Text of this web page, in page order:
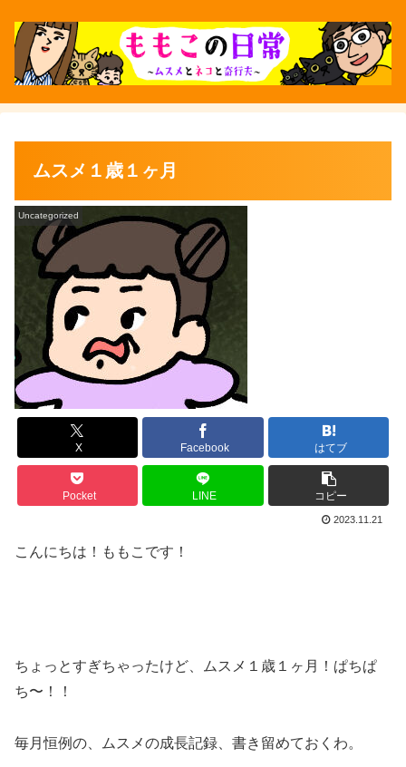
ムスメ１歳１ヶ月
Uncategorized
X Facebook はてブ
Pocket LINE コピー
2023.11.21
こんにちは！ももこです！
ちょっとすぎちゃったけど、ムスメ１歳１ヶ月！ぱちぱ
ち〜！！
毎月恒例の、ムスメの成長記録、書き留めておくわ。